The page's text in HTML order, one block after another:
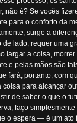
não é? Se vocês
para o conforto da
surge a
de lado, requer uma
largar a coisa,
e pelas mãos são
fará, portanto, com
coisa para alcançar
de saber o que o
faço
o espera — é um ato